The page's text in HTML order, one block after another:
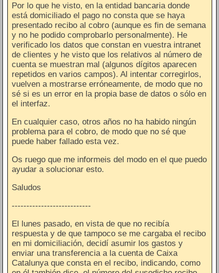
Por lo que he visto, en la entidad bancaria donde
está domiciliado el pago no consta que se haya
presentado recibo al cobro (aunque es fin de semana
y no he podido comprobarlo personalmente). He
verificado los datos que constan en vuestra intranet
de clientes y he visto que los relativos al número de
cuenta se muestran mal (algunos dígitos aparecen
repetidos en varios campos). Al intentar corregirlos,
vuelven a mostrarse erróneamente, de modo que no
sé si es un error en la propia base de datos o sólo en
el interfaz.
En cualquier caso, otros años no ha habido ningún
problema para el cobro, de modo que no sé que
puede haber fallado esta vez.
Os ruego que me informeis del modo en el que puedo
ayudar a solucionar esto.
Saludos
---------------------------
El lunes pasado, en vista de que no recibía
respuesta y de que tampoco se me cargaba el recibo
en mi domiciliación, decidí asumir los gastos y
enviar una transferencia a la cuenta de Caixa
Catalunya que consta en el recibo, indicando, como